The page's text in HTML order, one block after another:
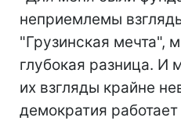
неприемлемы
"Грузинская мечта",
глубокая разница. И
их взгляды крайне
демократия работает